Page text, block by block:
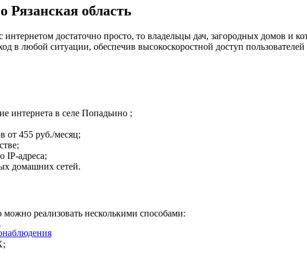
Рязанская область
достаточно просто, то владельцы дач, загородных домов и
в любой ситуации, обеспечив высокоскоростной доступ
интернета в селе Попадьино ;
от 455 руб./месяц;
IP-адреса;
домашних сетей.
реализовать несколькими способами: